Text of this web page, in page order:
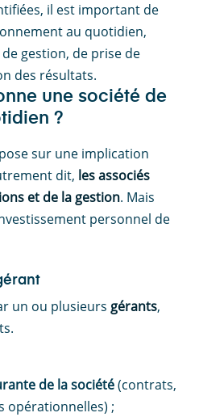
il est important de
au quotidien,
gestion, de prise de
des résultats.
une société de
?
sur une implication
dit, les associés
et de la gestion. Mais
personnel de
un ou plusieurs gérants,
de la société(contrats,
opérationnelles) ;